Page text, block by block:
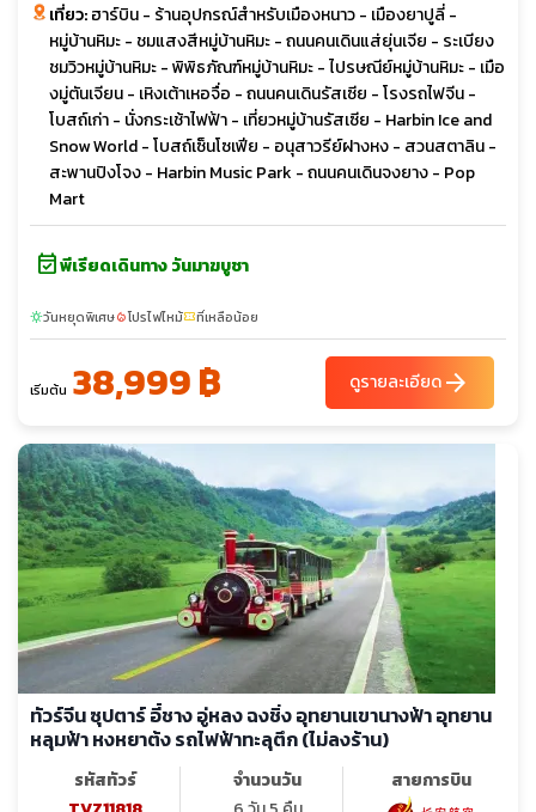
เที่ยว:ฮาร์บิน - ร้านอุปกรณ์สำหรับเมืองหนาว - เมืองยาปูลี่ -
หมู่บ้านหิมะ - ชมแสงสีหมู่บ้านหิมะ - ถนนคนเดินแส่ยุ่นเจีย - ระเบียง
ชมวิวหมู่บ้านหิมะ - พิพิธภัณฑ์หมู่บ้านหิมะ - ไปรษณีย์หมู่บ้านหิมะ - เมือ
งมู่ตันเจียน - เหิงเต้าเหอจื่อ - ถนนคนเดินรัสเซีย - โรงรถไฟจีน -
โบสถ์เก่า - นั่งกระเช้าไฟฟ้า - เที่ยวหมู่บ้านรัสเซีย - Harbin Ice and
Snow World - โบสถ์เซ็นโซเฟีย - อนุสาวรีย์ฝางหง - สวนสตาลิน -
สะพานปิงโจง - Harbin Music Park - ถนนคนเดินจงยาง - Pop
Mart
event_availableพีเรียดเดินทาง วันมาฆบูชา
sunnyวันหยุดพิเศษlocal_fire_departmentโปรไฟไหม้confirmation_numberที่เหลือน้อย
เริ่มต้น 38,999 ฿ ดูรายละเอียดarrow_forward
ทัวร์จีน ซุปตาร์ อี๋ชาง อู่หลง ฉงชิ่ง อุทยานเขานางฟ้า อุทยาน
หลุมฟ้า หงหยาต้ง รถไฟฟ้าทะลุตึก (ไม่ลงร้าน)
รหัสทัวร์
จำนวนวัน
สายการบิน